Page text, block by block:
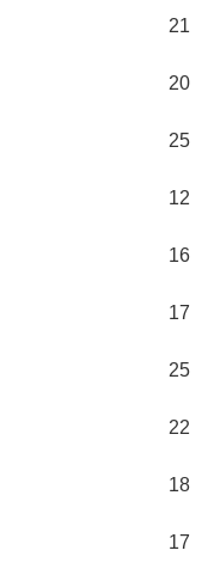
21
20
25
12
16
17
25
22
18
17